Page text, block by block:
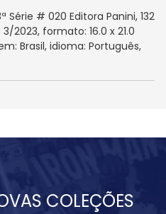
# 020 Editora Panini, 132
2023, formato: 16.0 x 21.0
Brasil, idioma: Português,
COLEÇÕES